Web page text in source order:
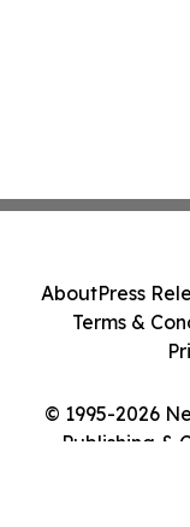
© 1995-2026
Publishing &
AboutPress
Terms &